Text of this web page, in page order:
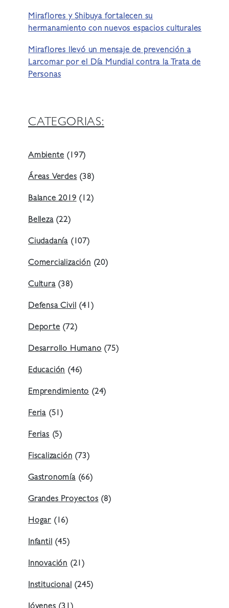
Miraflores y Shibuya fortalecen su
hermanamiento con nuevos espacios culturales
Miraflores llevó un mensaje de prevención a
Larcomar por el Día Mundial contra la Trata de
Personas
CATEGORIAS:
Ambiente (197)
Áreas Verdes (38)
Balance 2019 (12)
Belleza(22)
Ciudadanía (107)
Comercialización (20)
Cultura(38)
Defensa Civil (41)
Deporte (72)
Desarrollo Humano (75)
Educación (46)
Emprendimiento (24)
Feria (51)
Ferias (5)
Fiscalización (73)
Gastronomía(66)
Grandes Proyectos (8)
Hogar (16)
Infantil (45)
Innovación (21)
Institucional (245)